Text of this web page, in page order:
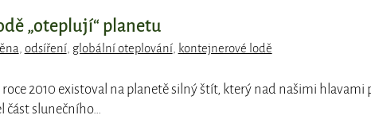
„oteplují“ planetu
odsíření, globální oteplování,
kontejnerové lodě
roce 2010 existoval na planetě silný štít, který nad našimi hlavami
část slunečního…